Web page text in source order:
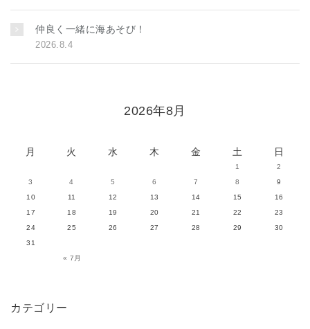
仲良く一緒に海あそび！
2026.8.4
2026年8月
月 火 水 木 金 土 日
« 7月
1
2
3
4 5 6 7 8
9
10
11 12 13 14 15
16
17
18 19 20 21 22
23
24
25 26 27 28 29
30
31
カテゴリー